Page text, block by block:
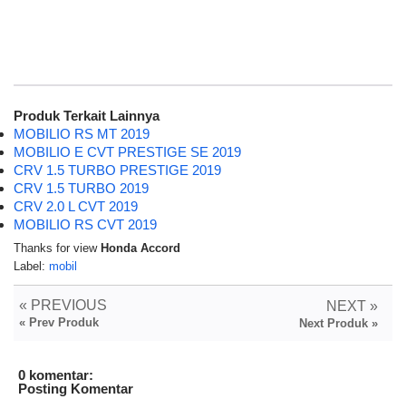
Produk Terkait Lainnya
MOBILIO RS MT 2019
MOBILIO E CVT PRESTIGE SE 2019
CRV 1.5 TURBO PRESTIGE 2019
CRV 1.5 TURBO 2019
CRV 2.0 L CVT 2019
MOBILIO RS CVT 2019
Thanks for view Honda Accord
Label: mobil
« PREVIOUS
« Prev Produk
NEXT »
Next Produk »
0 komentar:
Posting Komentar